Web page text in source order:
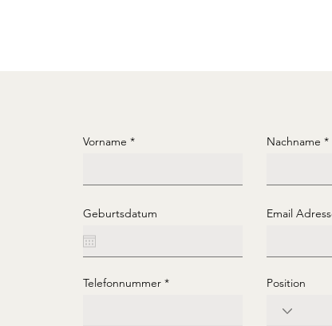
Vorname Nachname
Geburtsdatum Email
Telefonnummer Position